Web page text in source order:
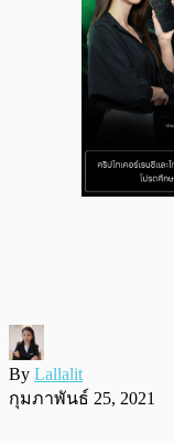
By Lallalit
กุมภาพันธ์ 25, 2021